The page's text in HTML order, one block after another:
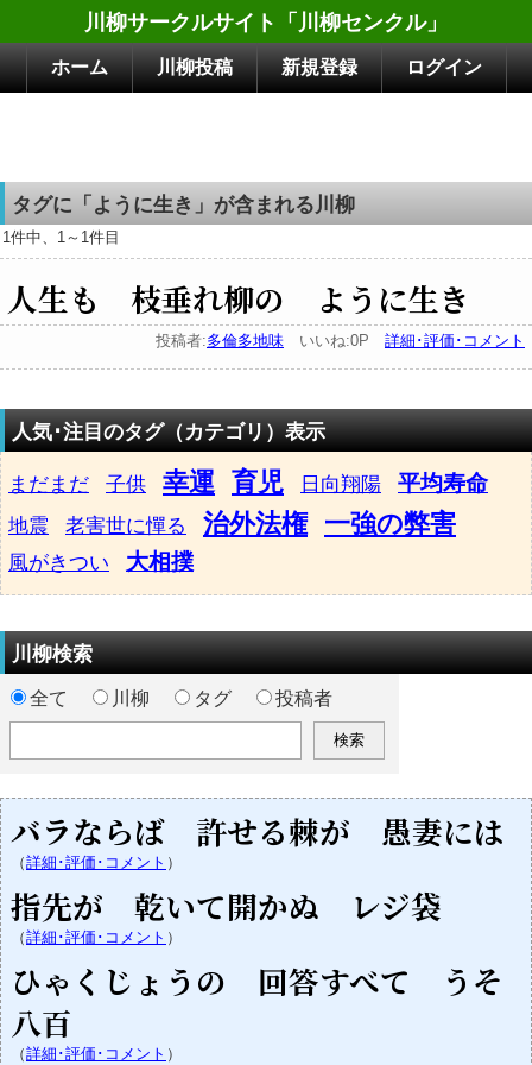
川柳サークルサイト「川柳センクル」
ホーム 川柳投稿 新規登録 ログイン
タグに「ように生き」が含まれる川柳
1件中、1～1件目
人生も 枝垂れ柳の ように生き
投稿者:多倫多地味 いいね:0P 詳細･評価･コメント
人気･注目のタグ（カテゴリ）表示
まだまだ 子供 幸運 育児 日向翔陽 平均寿命
地震 老害世に憚る 治外法権 一強の弊害
風がきつい 大相撲
川柳検索
全て 川柳 タグ 投稿者
バラならば 許せる棘が 愚妻には
（詳細･評価･コメント ）
指先が 乾いて開かぬ レジ袋
（詳細･評価･コメント ）
ひゃくじょうの 回答すべて うそ
八百
（詳細･評価･コメント ）